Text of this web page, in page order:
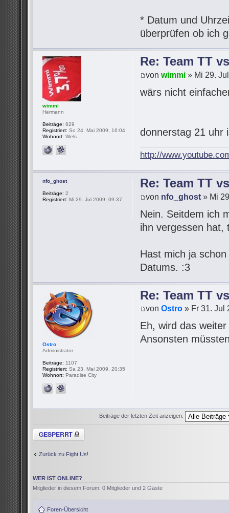
* Datum und
überprüfen ob ich
Re: Team TT
vonwimmi » Mi 29.
wärs nicht
donnerstag 21 uhr
http://
wimmi
Hermann
Beiträge: 829
Registriert: So 24. Mai 2009, 16:04
Wohnort: Wels
Re: Team TT
von nfo_ghost » Mi
Nein. Seitdem ich
ihn vergessen
Hast mich ja
Datums. :3
nfo_ghost
Beiträge: 2
Registriert: Mi 29. Jul 2009, 09:37
Re: Team TT
vonOstro » Fr 31. Jul
Eh, wird das
Ansonsten
Ostro
Administrator
Beiträge: 1107
Registriert: Sa 23. Mai 2009, 20:35
Wohnort: Paradise City
Beiträge der letzten Zeit anzeigen:
Thema gesperrt
Zurück zu Fight Us!
WER IST ONLINE?
Mitglieder in diesem Forum: 0 Mitglieder und 2 Gäste
Foren-Übersicht